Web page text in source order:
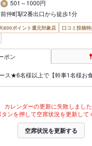
501～1000円
仲町駅2番出口から徒歩1分
800ポイント還元対象店
口コミ投稿
ポン
ス★6名様以上で【幹事1名様お食
カレンダーの更新に失敗しました
ンを押して空席状況を更新して
空席状況を更新する